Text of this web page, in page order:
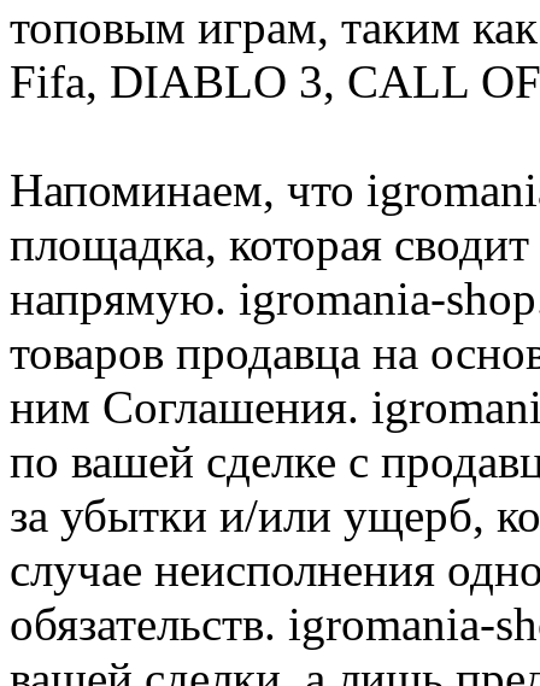
топовым играм, таким
Fifa, DIABLO 3, CALL
Напоминаем, что
площадка, которая
напрямую. igromania-
товаров продавца на
ним Соглашения.
по вашей сделке с
за убытки и/или ущерб,
случае неисполнения
обязательств. igromania-